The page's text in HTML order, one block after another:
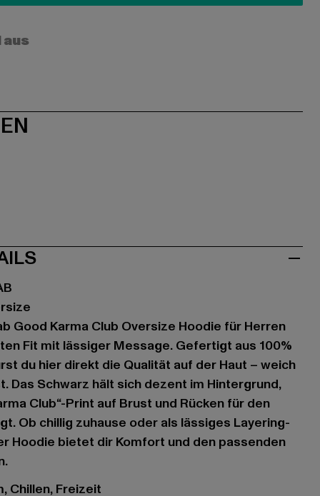
Good Karma Club Oversize Hoodie für Herren
Fit mit lässiger Message. Gefertigt aus 100%
du hier direkt die Qualität auf der Haut – weich
Das Schwarz hält sich dezent im Hintergrund,
Club“-Print auf Brust und Rücken für den
Ob chillig zuhause oder als lässiges Layering-
Hoodie bietet dir Komfort und den passenden
Chillen, Freizeit